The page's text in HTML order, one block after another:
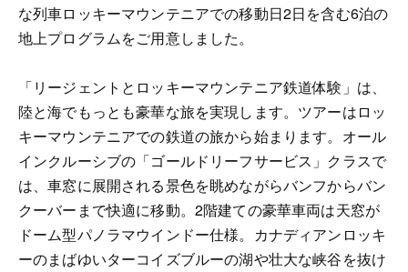
な列車ロッキーマウンテニアでの移動日2日を含む6泊の
地上プログラムをご用意しました。
「リージェントとロッキーマウンテニア鉄道体験」は、
陸と海でもっとも豪華な旅を実現します。ツアーはロッ
キーマウンテニアでの鉄道の旅から始まります。オール
インクルーシブの「ゴールドリーフサービス」クラスで
は、車窓に展開される景色を眺めながらバンフからバン
クーバーまで快適に移動。2階建ての豪華車両は天窓が
ドーム型パノラマウインドー仕様。カナディアンロッキ
ーのまばゆいターコイズブルーの湖や壮大な峡谷を抜け